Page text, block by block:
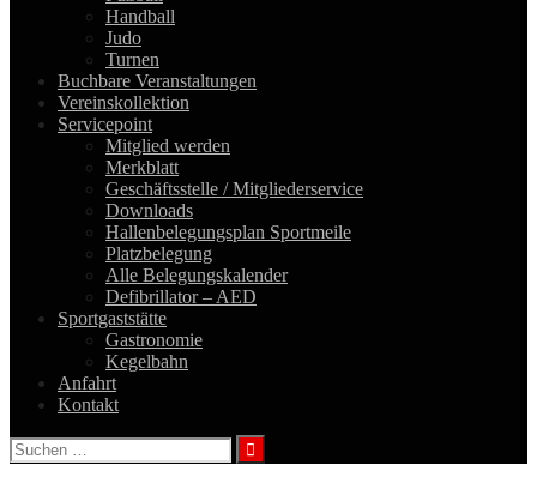
Handball
Judo
Turnen
Buchbare Veranstaltungen
Vereinskollektion
Servicepoint
Mitglied werden
Merkblatt
Geschäftsstelle / Mitgliederservice
Downloads
Hallenbelegungsplan Sportmeile
Platzbelegung
Alle Belegungskalender
Defibrillator – AED
Sportgaststätte
Gastronomie
Kegelbahn
Anfahrt
Kontakt
Suchen
nach: